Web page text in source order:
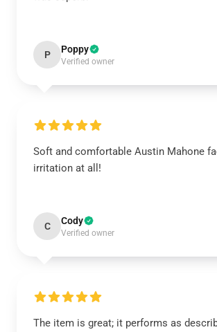
P Poppy
Verified owner
Soft and comfortable Austin Mahone
irritation at all!
C Cody
Verified owner
The item is great; it performs as